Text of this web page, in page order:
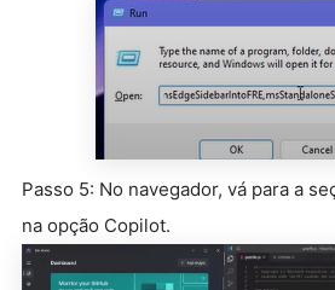
Passo 5: No navegador, vá para a
na opção Copilot.